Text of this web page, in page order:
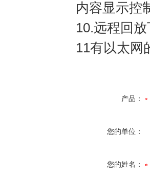
内容显示控
10.远程回
11有以太网
产品：
您的单位：
您的姓名：